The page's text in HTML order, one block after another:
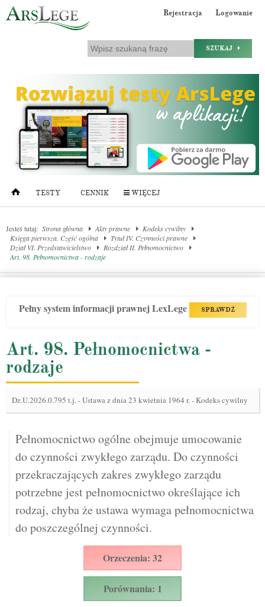
Rejestracja Logowanie
SZUKAJ
TESTY CENNIK WIĘCEJ
Jesteś tutaj: Strona główna Akty prawne
Kodeks cywilny
Księga pierwsza. Część ogólna
Tytuł IV. Czynności prawne
Dział VI. Przedstawicielstwo
Rozdział II. Pełnomocnictwo
Art. 98. Pełnomocnictwa - rodzaje
Pełny system informacji prawnej LexLege SPRAWDŹ
Art. 98. Pełnomocnictwa -
rodzaje
Dz.U.2026.0.795 t.j.-Ustawa z dnia 23 kwietnia 1964 r. - Kodeks cywilny
Pełnomocnictwo ogólne obejmuje umocowanie
do czynności zwykłego zarządu. Do czynności
przekraczających zakres zwykłego zarządu
potrzebne jest pełnomocnictwo określające ich
rodzaj, chyba że ustawa wymaga pełnomocnictwa
do poszczególnej czynności.
Orzeczenia: 32
Porównania: 1